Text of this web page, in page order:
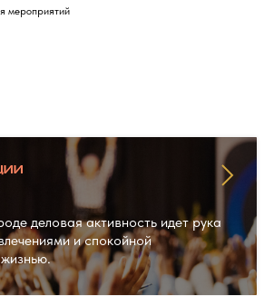
мероприятий
деловая активность идет рука
и спокойной
НАПИСАТЬ НАМ